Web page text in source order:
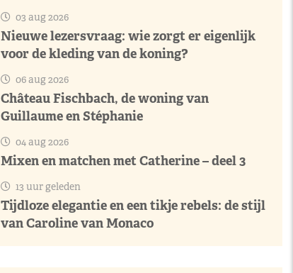
03 aug 2026
Nieuwe lezersvraag: wie zorgt er eigenlijk
voor de kleding van de koning?
06 aug 2026
Château Fischbach, de woning van
Guillaume en Stéphanie
04 aug 2026
Mixen en matchen met Catherine – deel 3
13 uur geleden
Tijdloze elegantie en een tikje rebels: de stijl
van Caroline van Monaco